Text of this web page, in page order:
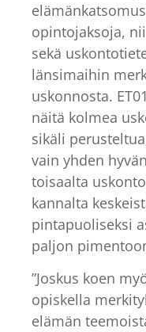
opintojaksoja,
sekä
länsimaihin
uskonnosta.
näitä kolmea
sikäli
vain yhden
toisaalta
kannalta
pintapuoliseksi
paljon
”Joskus koen
opiskella
elämän